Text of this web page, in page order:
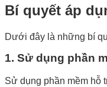
Bí quyết áp
Dưới đây là những bí
1. Sử dụng phần
Sử dụng phần mềm hỗ